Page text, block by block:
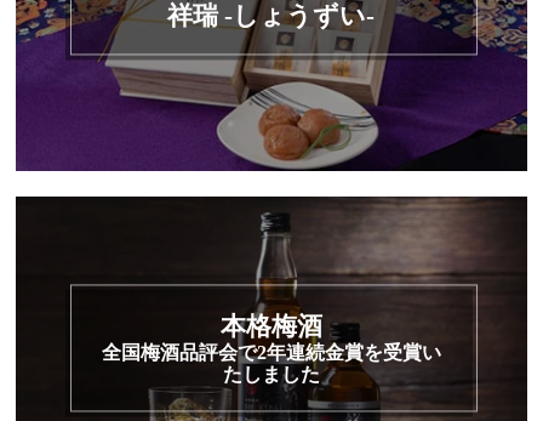
祥瑞 -しょうずい-
本格梅酒
全国梅酒品評会で2年連続金賞を受賞い
たしました